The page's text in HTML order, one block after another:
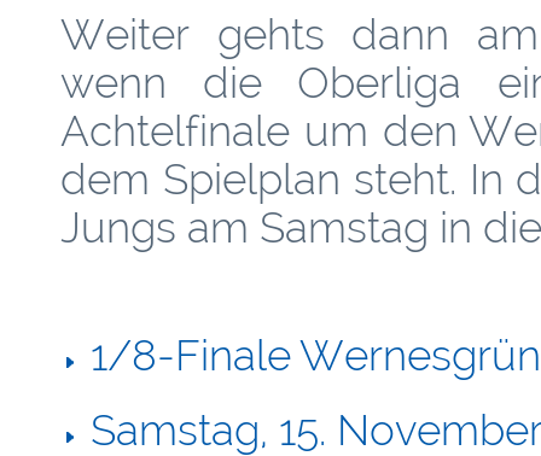
Weiter gehts dann
wenn die Oberliga
Achtelfinale um den
dem Spielplan steht. In
Jungs am Samstag in
1/8-Finale
Samstag, 15.